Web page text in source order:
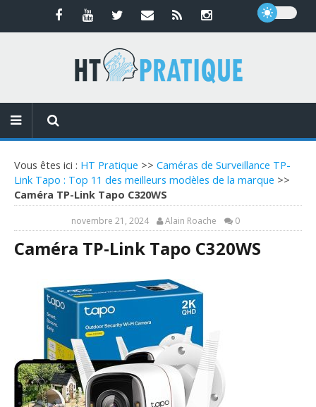
Vous êtes ici : HT Pratique >> Caméras de Surveillance TP-
Link Tapo : Top 11 des meilleurs modèles de la marque >>
Caméra TP-Link Tapo C320WS
novembre 21, 2024 Alain Roache 0
Caméra TP-Link Tapo C320WS